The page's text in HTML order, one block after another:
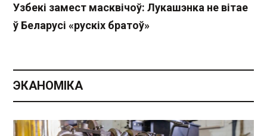
Узбекі замест масквічоў: Лукашэнка не вітае
ў Беларусі «рускіх братоў»
ЭКАНОМІКА